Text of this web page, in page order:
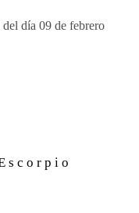
día 09 de febrero